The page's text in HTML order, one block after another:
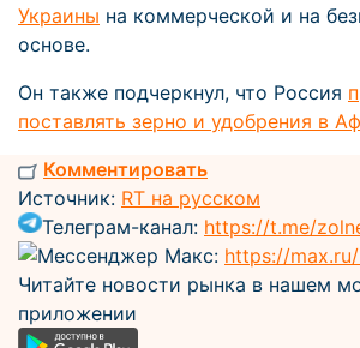
Украины на коммерческой и на
основе.
Он также подчеркнул, что Россия
поставлять зерно и удобрения в
Комментировать
Источник: RT на русском
Телеграм-канал: https://t.me/
Мессенджер Макс: https://
Читайте новости рынка в нашем
приложении